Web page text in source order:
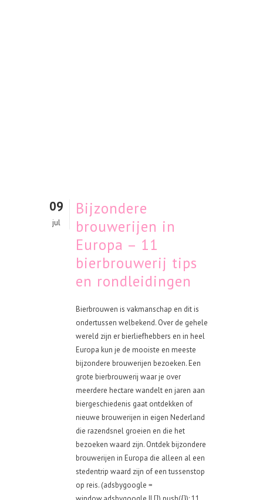
09
jul
Bijzondere
brouwerijen in
Europa – 11
bierbrouwerij tips
en rondleidingen
Bierbrouwen is vakmanschap en dit is
ondertussen welbekend. Over de gehele
wereld zijn er bierliefhebbers en in heel
Europa kun je de mooiste en meeste
bijzondere brouwerijen bezoeken. Een
grote bierbrouwerij waar je over
meerdere hectare wandelt en jaren aan
biergeschiedenis gaat ontdekken of
nieuwe brouwerijen in eigen Nederland
die razendsnel groeien en die het
bezoeken waard zijn. Ontdek bijzondere
brouwerijen in Europa die alleen al een
stedentrip waard zijn of een tussenstop
op reis. (adsbygoogle =